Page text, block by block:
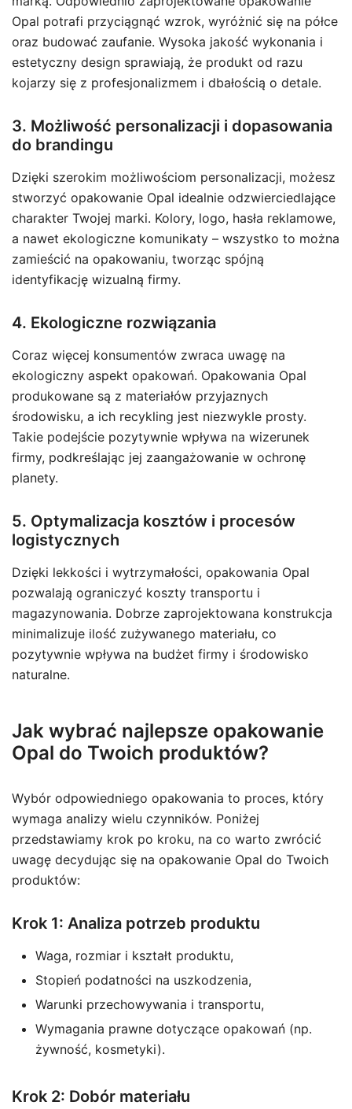
Opal potrafi przyciągnąć wzrok, wyróżnić się na półce
oraz budować zaufanie. Wysoka jakość wykonania i
estetyczny design sprawiają, że produkt od razu
kojarzy się z profesjonalizmem i dbałością o detale.
3. Możliwość personalizacji i dopasowania
do brandingu
Dzięki szerokim możliwościom personalizacji, możesz
stworzyć opakowanie Opal idealnie odzwierciedlające
charakter Twojej marki. Kolory, logo, hasła reklamowe,
a nawet ekologiczne komunikaty – wszystko to można
zamieścić na opakowaniu, tworząc spójną
identyfikację wizualną firmy.
4. Ekologiczne rozwiązania
Coraz więcej konsumentów zwraca uwagę na
ekologiczny aspekt opakowań. Opakowania Opal
produkowane są z materiałów przyjaznych
środowisku, a ich recykling jest niezwykle prosty.
Takie podejście pozytywnie wpływa na wizerunek
firmy, podkreślając jej zaangażowanie w ochronę
planety.
5. Optymalizacja kosztów i procesów
logistycznych
Dzięki lekkości i wytrzymałości, opakowania Opal
pozwalają ograniczyć koszty transportu i
magazynowania. Dobrze zaprojektowana konstrukcja
minimalizuje ilość zużywanego materiału, co
pozytywnie wpływa na budżet firmy i środowisko
naturalne.
Jak wybrać najlepsze opakowanie
Opal do Twoich produktów?
Wybór odpowiedniego opakowania to proces, który
wymaga analizy wielu czynników. Poniżej
przedstawiamy krok po kroku, na co warto zwrócić
uwagę decydując się na opakowanie Opal do Twoich
produktów:
Krok 1: Analiza potrzeb produktu
Waga, rozmiar i kształt produktu,
Stopień podatności na uszkodzenia,
Warunki przechowywania i transportu,
Wymagania prawne dotyczące opakowań (np.
żywność, kosmetyki).
Krok 2: Dobór materiału